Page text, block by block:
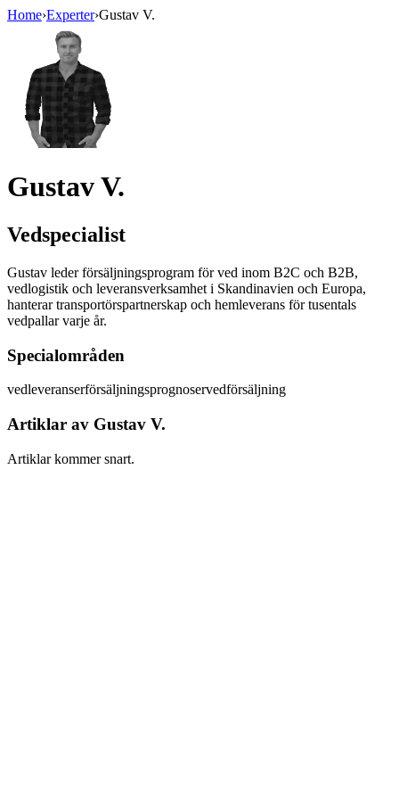
Home›Experter›Gustav V.
Gustav V.
Vedspecialist
Gustav leder försäljningsprogram för ved inom B2C och B2B,
vedlogistik och leveransverksamhet i Skandinavien och Europa,
hanterar transportörspartnerskap och hemleverans för tusentals
vedpallar varje år.
Specialområden
vedleveranserförsäljningsprognoservedförsäljning
Artiklar av Gustav V.
Artiklar kommer snart.